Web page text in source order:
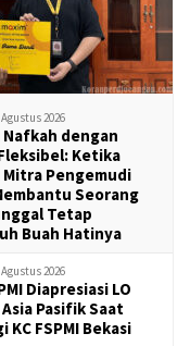
Agustus 2026
Nafkah dengan
Ketika
Mitra Pengemudi
Seorang
Tetap
Buah Hatinya
Agustus 2026
Diapresiasi LO
Pasifik Saat
KC FSPMI Bekasi